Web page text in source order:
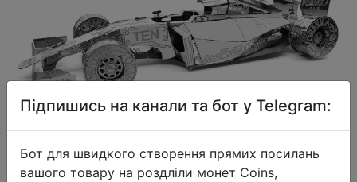
Підпишись на канали та бот у Telegram:
Бот для швидкого створення прямих посилань
вашого товару на роздліли монет Coins,